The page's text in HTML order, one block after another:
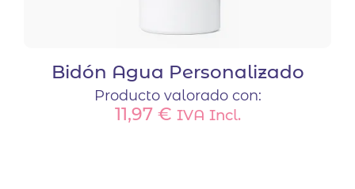
Bidón Agua Personalizado
Producto valorado con:
11,97 € IVA Incl.